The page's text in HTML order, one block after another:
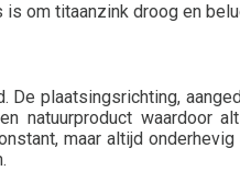
om titaanzink droog en
De plaatsingsrichting,
natuurproduct waardoor
maar altijd